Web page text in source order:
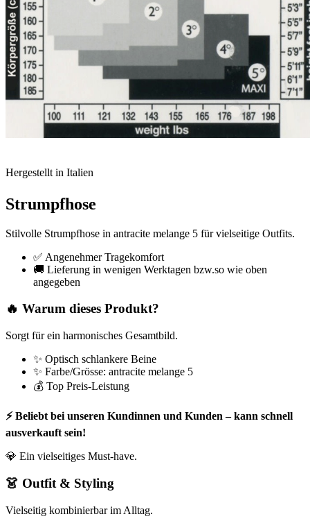
Hergestellt in Italien
Strumpfhose
Stilvolle Strumpfhose in antracite melange 5 für vielseitige Outfits.
✅ Angenehmer Tragekomfort
🚚 Lieferung in wenigen Werktagen bzw.so wie oben
angegeben
🔥 Warum dieses Produkt?
Sorgt für ein harmonisches Gesamtbild.
✨ Optisch schlankere Beine
✨ Farbe/Grösse: antracite melange 5
💰 Top Preis-Leistung
⚡ Beliebt bei unseren Kundinnen und Kunden – kann schnell
ausverkauft sein!
💎 Ein vielseitiges Must-have.
👗 Outfit & Styling
Vielseitig kombinierbar im Alltag.